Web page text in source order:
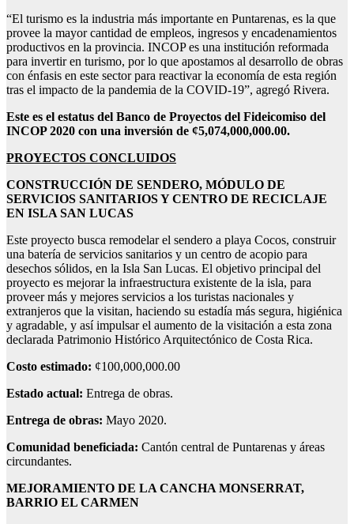
“El turismo es la industria más importante en Puntarenas, es la que
provee la mayor cantidad de empleos, ingresos y encadenamientos
productivos en la provincia. INCOP es una institución reformada
para invertir en turismo, por lo que apostamos al desarrollo de obras
con énfasis en este sector para reactivar la economía de esta región
tras el impacto de la pandemia de la COVID-19”, agregó Rivera.
Este es el estatus del Banco de Proyectos del Fideicomiso del
INCOP 2020 con una inversión de ¢5,074,000,000.00.
PROYECTOS CONCLUIDOS
CONSTRUCCIÓN DE SENDERO, MÓDULO DE
SERVICIOS SANITARIOS Y CENTRO DE RECICLAJE
EN ISLA SAN LUCAS
Este proyecto busca remodelar el sendero a playa Cocos, construir
una batería de servicios sanitarios y un centro de acopio para
desechos sólidos, en la Isla San Lucas. El objetivo principal del
proyecto es mejorar la infraestructura existente de la isla, para
proveer más y mejores servicios a los turistas nacionales y
extranjeros que la visitan, haciendo su estadía más segura, higiénica
y agradable, y así impulsar el aumento de la visitación a esta zona
declarada Patrimonio Histórico Arquitectónico de Costa Rica.
Costo estimado: ¢100,000,000.00
Estado actual: Entrega de obras.
Entrega de obras: Mayo 2020.
Comunidad beneficiada: Cantón central de Puntarenas y áreas
circundantes.
MEJORAMIENTO DE LA CANCHA MONSERRAT,
BARRIO EL CARMEN